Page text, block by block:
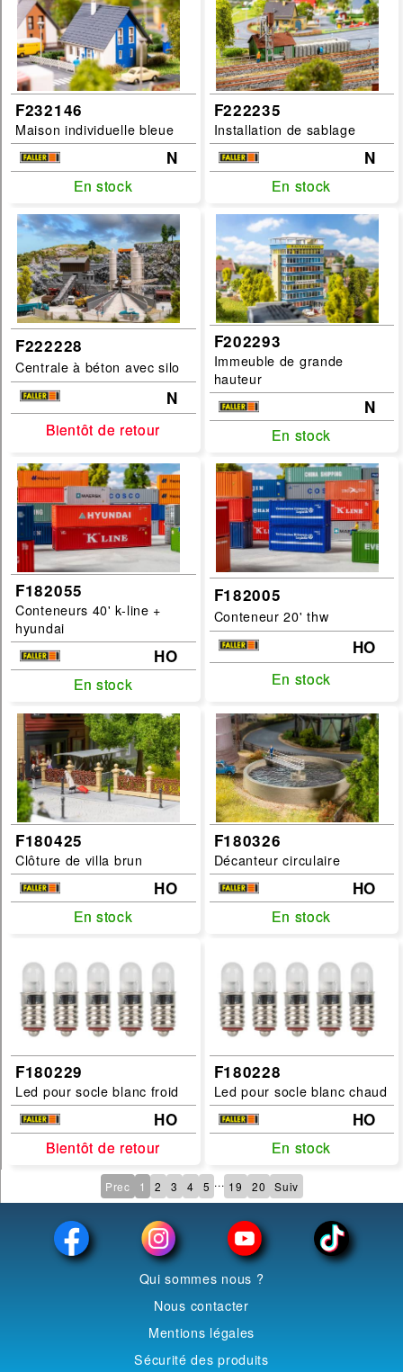
F232146
Maison individuelle bleue
N
En stock
En stock
F222235
Installation de sablage
N
En stock
En stock
F222228
Centrale à béton avec silo
N
Bientôt de retour
Bientôt de retour
F202293
Immeuble de grande
hauteur
N
En stock
En stock
F182055
Conteneurs 40' k-line +
hyundai
HO
En stock
En stock
F182005
Conteneur 20' thw
HO
En stock
En stock
F180425
Clôture de villa brun
HO
En stock
En stock
F180326
Décanteur circulaire
HO
En stock
En stock
F180229
Led pour socle blanc froid
HO
Bientôt de retour
Bientôt de retour
F180228
Led pour socle blanc chaud
HO
En stock
En stock
Prec 1 2 3 4 5 ... 19 20 Suiv
Qui sommes nous ?
Nous contacter
Mentions légales
Sécurité des produits